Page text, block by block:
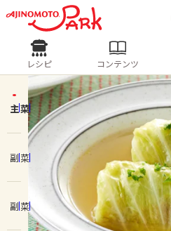
ログインするとレシ
ログイン
ホーム
コンテンツ
レシピ
人気の食材・レシピ
きゅうり なす トマ
ピーマン
みょうが
レシピ コンテンツ
主菜
副菜
副菜